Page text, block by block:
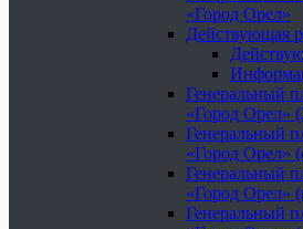
«Город Орел»
Действующая
Генеральный
«Город Орел»
Генеральный
«Город Орел»
Генеральный
«Город Орел»
Генеральный